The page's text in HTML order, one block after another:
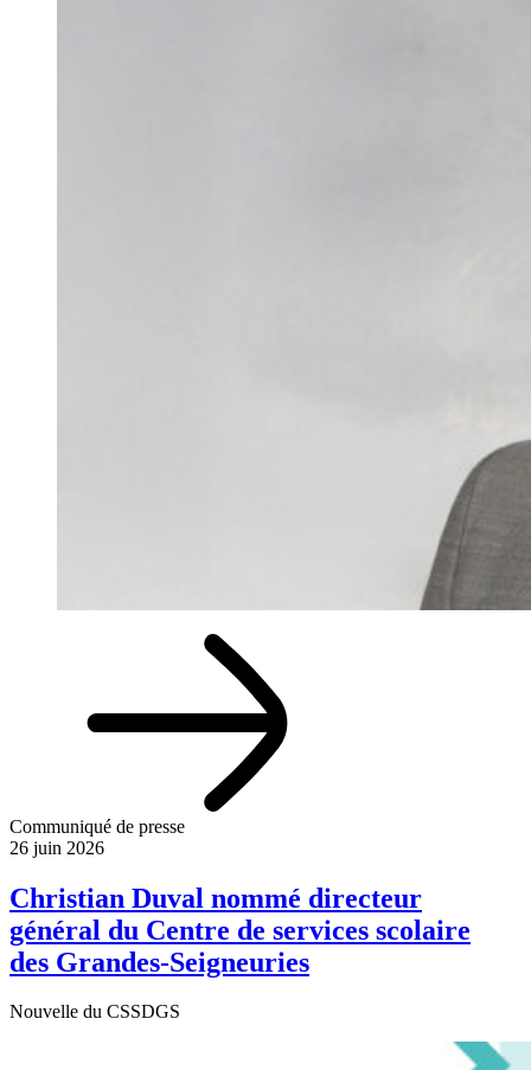
Communiqué de presse
26 juin 2026
Christian Duval nommé directeur
général du Centre de services scolaire
des Grandes-Seigneuries
Nouvelle du CSSDGS